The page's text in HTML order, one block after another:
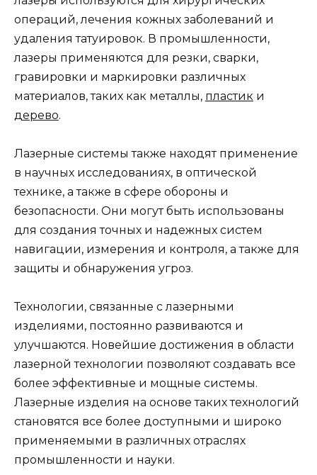
операций, лечения кожных заболеваний и
удаления татуировок. В промышленности,
лазеры применяются для резки, сварки,
гравировки и маркировки различных
материалов, таких как металлы, пластик и
дерево.
Лазерные системы также находят применение
в научных исследованиях, в оптической
технике, а также в сфере обороны и
безопасности. Они могут быть использованы
для создания точных и надежных систем
навигации, измерения и контроля, а также для
защиты и обнаружения угроз.
Технологии, связанные с лазерными
изделиями, постоянно развиваются и
улучшаются. Новейшие достижения в области
лазерной технологии позволяют создавать все
более эффективные и мощные системы.
Лазерные изделия на основе таких технологий
становятся все более доступными и широко
применяемыми в различных отраслях
промышленности и науки.